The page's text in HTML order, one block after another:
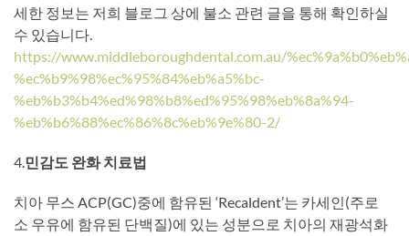
세한 정보는 저희 블로그 상에 불소 관련 글을 통해 확인하실
수 있습니다.
https://www.middleboroughdental.com.au/
%ec%b9%98%ec%95%84%eb%a5%bc-
%eb%b3%b4%ed%98%b8%ed%95%98%eb%8a%94-
%eb%b6%88%ec%86%8c%eb%9e%80-2/
4.민감도 완화 치료법
치아 무스 ACP(GC)중에 함유된 ‘Recaldent’는 카세인(주로
소 우유에 함유된 단백질)에 있는 성분으로 치아의 재광석화